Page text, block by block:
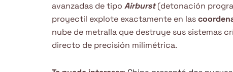
avanzadas de tipo Airburst(detonación
proyectil explote exactamente en las
nube de metralla que destruye sus sistemas
directo de precisión milimétrica.